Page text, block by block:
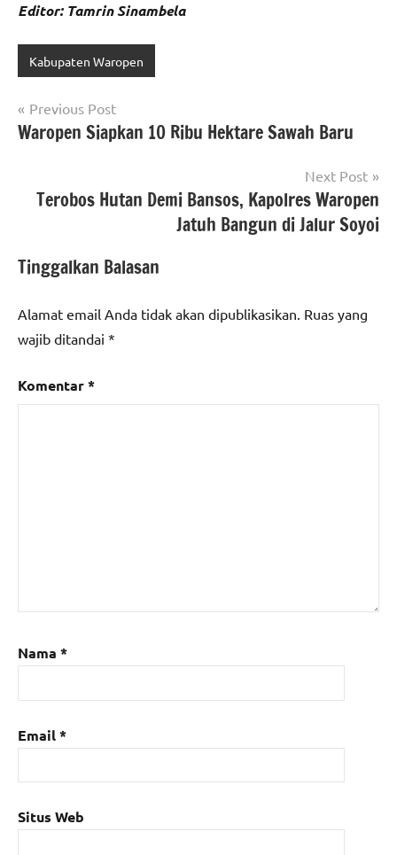
Editor: Tamrin Sinambela
Kabupaten Waropen
Navigasi
pos
Previous Post
Waropen Siapkan 10 Ribu Hektare Sawah Baru
Next Post
Terobos Hutan Demi Bansos, Kapolres Waropen
Jatuh Bangun di Jalur Soyoi
Tinggalkan Balasan
Alamat email Anda tidak akan dipublikasikan. Ruas yang
wajib ditandai *
Komentar*
Nama *
Email*
Situs Web